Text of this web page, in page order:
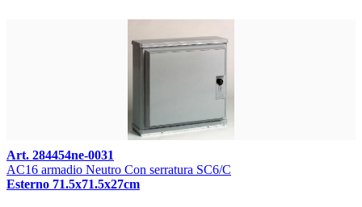
Art. 284454ne-0031
AC16 armadio Neutro Con serratura SC6/C
Esterno 71.5x71.5x27cm